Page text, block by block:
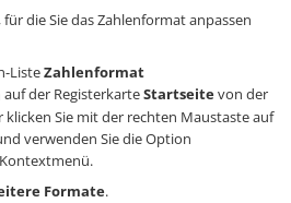
für die Sie das Zahlenformat anpassen
ListeZahlenformat
auf der RegisterkarteStartseitevon der
Sie mit der rechten Maustaste auf
verwenden Sie die Option
Formate.